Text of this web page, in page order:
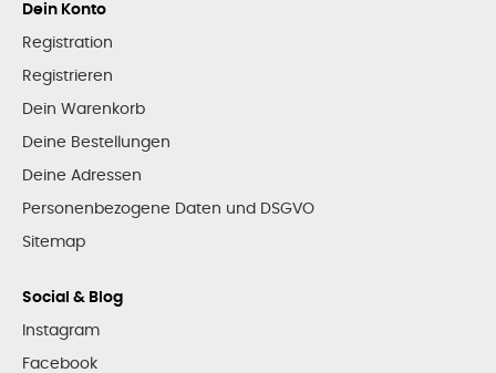
Dein Konto
Registration
Registrieren
Dein Warenkorb
Deine Bestellungen
Deine Adressen
Personenbezogene Daten und DSGVO
Sitemap
Social & Blog
Instagram
Facebook